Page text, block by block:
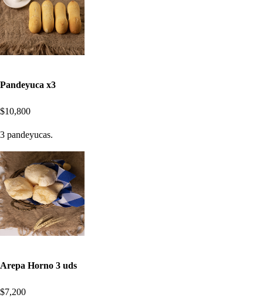
Pandeyuca x3
$10,800
3 pandeyucas.
Arepa Horno 3 uds
$7,200